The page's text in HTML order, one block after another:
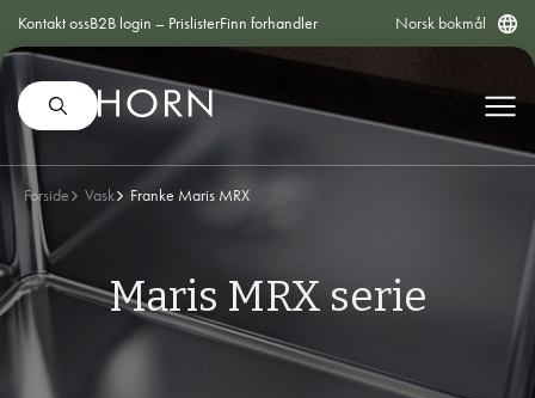
Kontakt ossB2B login – PrislisterFinn forhandler Norsk bokmål
Forside Vask Franke Maris MRX
Maris MRX serie